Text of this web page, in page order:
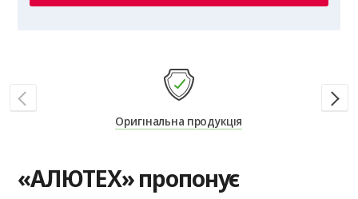
Оригінальна продукція
«АЛЮТЕХ» пропонує